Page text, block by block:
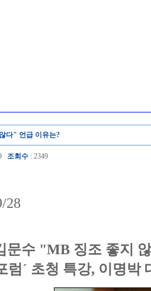
다" 언급 이유는?
조회수 : 2349
28
문수 "MB 징조 좋지
럼´ 초청 특강, 이명박